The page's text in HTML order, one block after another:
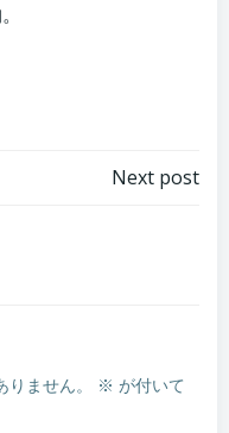
Next post
ません。 ※ が付いて